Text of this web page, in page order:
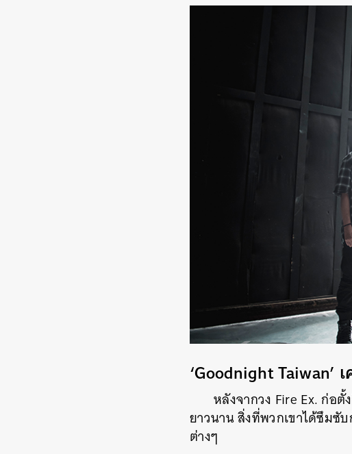
‘Goodnight Taiwan’
หลังจากวง Fire Ex. ก่อ
ยาวนาน สิ่งที่พวกเขาได้ซึมซั
ต่างๆ